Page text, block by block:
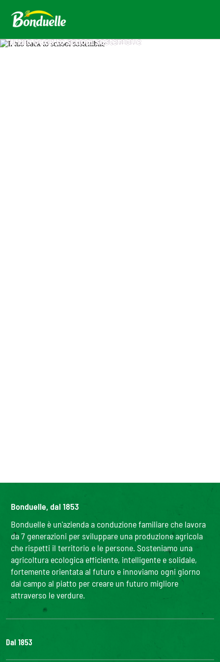
Il tuo back to school sostenibile
Bonduelle, dal 1853
Bonduelle è un'azienda a conduzione familiare che lavora
da 7 generazioni per sviluppare una produzione agricola
che rispetti il territorio e le persone. Sosteniamo una
agricoltura ecologica efficiente, intelligente e solidale,
fortemente orientata al futuro e innoviamo ogni giorno
dal campo al piatto per creare un futuro migliore
attraverso le verdure.
Dal 1853
Il Gruppo